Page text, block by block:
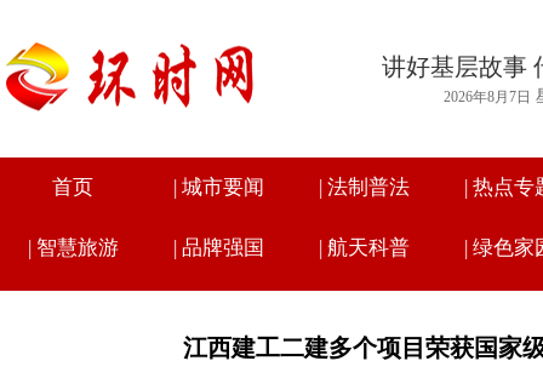
讲好基层故事
2026年8月7日
首页 | 城市要闻 | 法制普法 | 热点专
| 智慧旅游 | 品牌强国 | 航天科普 | 绿色家
江西建工二建多个项目荣获国家